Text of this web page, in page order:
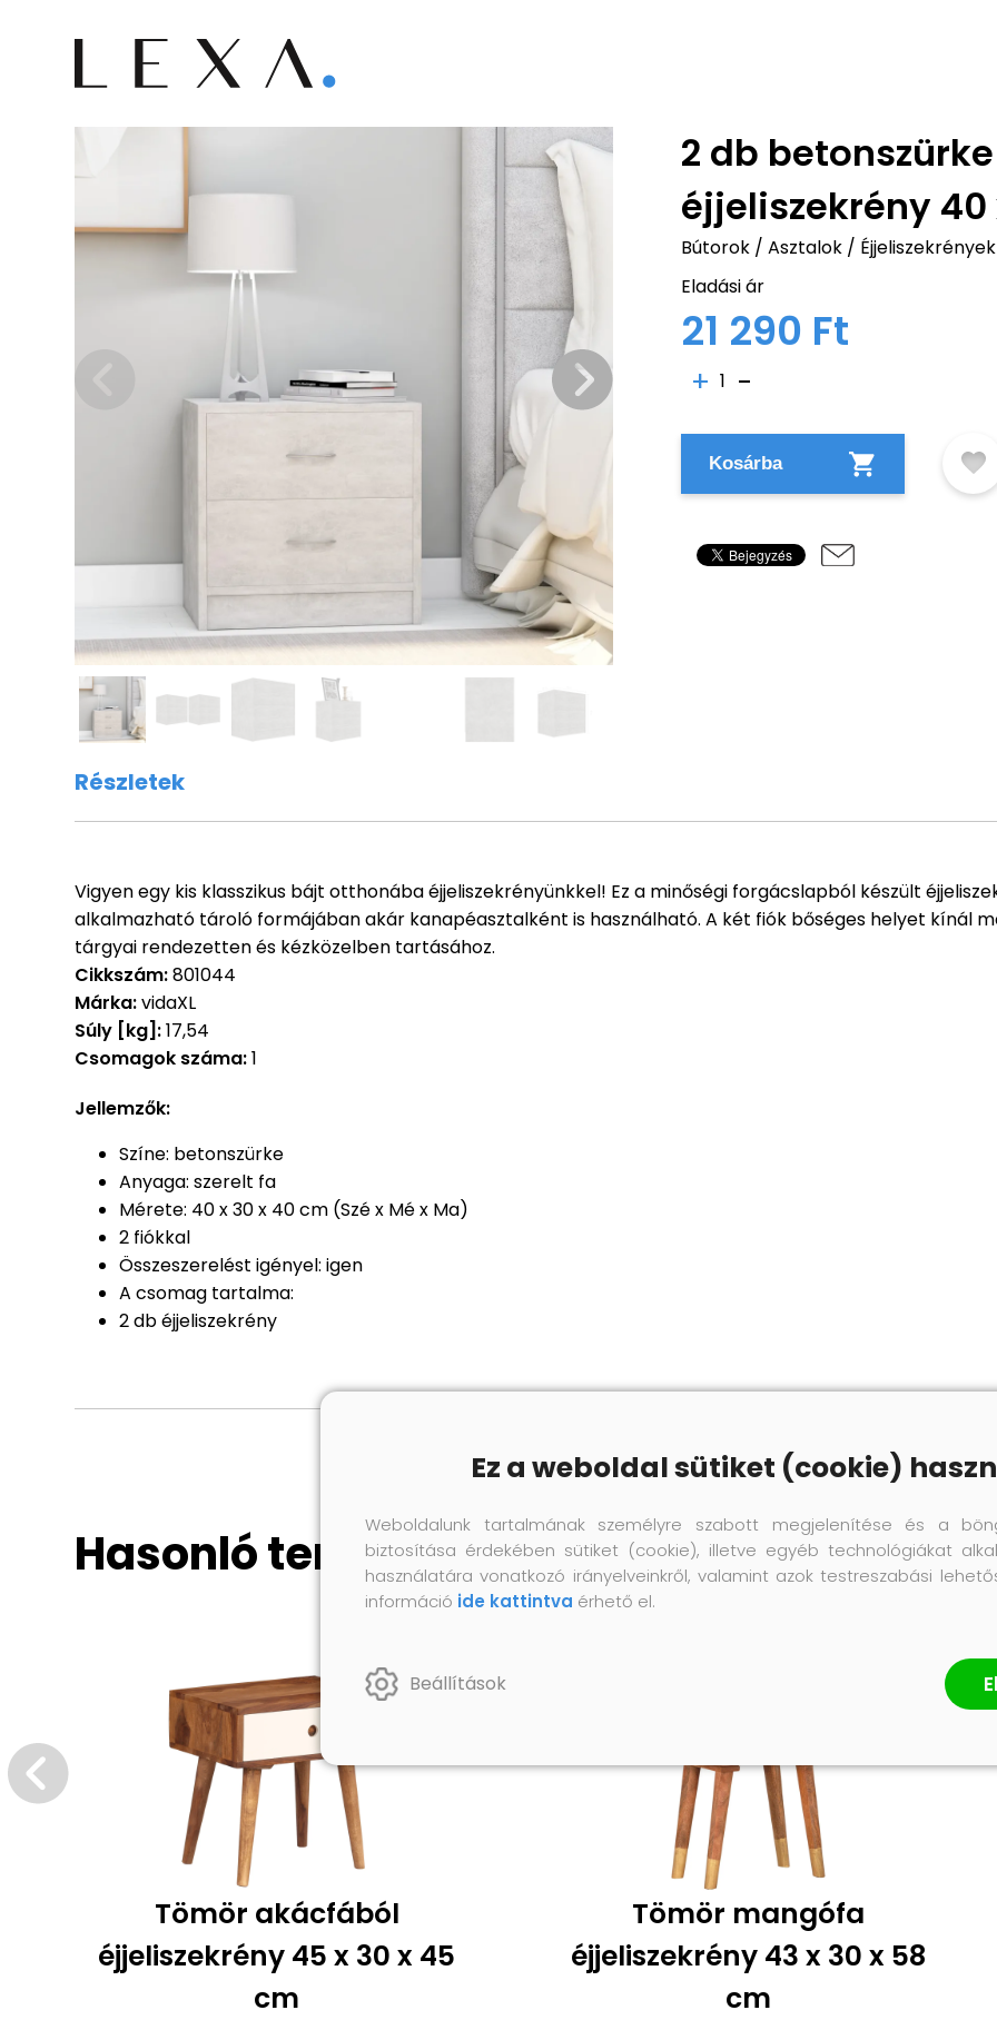
2 db
éjjeliszekrény 40
Bútorok/ Asztalok/ Éjjeliszekrények
Eladási ár
21 290 Ft
1
Kosárba
Részletek
Vigyen egy kis klasszikus bájt otthonába éjjeliszekrényünkkel! Ez a minőségi forgácslapból készült
alkalmazható tároló formájában akár kanapéasztalként is használható. A két fiók bőséges helyet kínál
tárgyai rendezetten és kézközelben tartásához.
Cikkszám:801044
Márka:vidaXL
Súly [kg]:17,54
Csomagok száma:1
Jellemzők:
Színe: betonszürke
Anyaga: szerelt fa
Mérete: 40 x 30 x 40 cm (Szé x Mé x Ma)
2 fiókkal
Összeszerelést igényel: igen
A csomag tartalma:
2 db éjjeliszekrény
Hasonló termékek
Tömör akácfából
éjjeliszekrény 45 x 30 x 45
cm
Tömör mangófa
éjjeliszekrény 43 x 30 x 58
cm
Ez a weboldal sütiket (cookie)
Weboldalunk tartalmának személyre szabott megjelenítése és a
biztosítása érdekében sütiket (cookie), illetve egyéb technológiákat
használatára vonatkozó irányelveinkről, valamint azok testreszabási
információ ide kattintva érhető el.
Beállítások